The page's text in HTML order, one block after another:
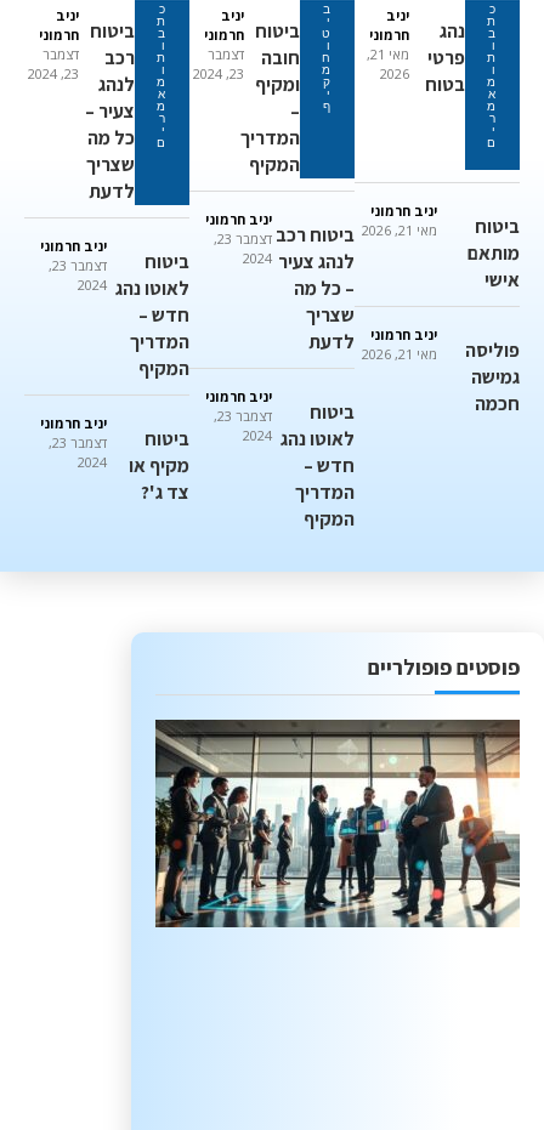
כ
ת
ב
ו
ת
ו
מ
א
מ
ר
י
ם
נהג
פרטי
בטוח
יניב
חרמוני
מאי 21,
2026
ביטוח
מותאם
אישי
יניב חרמוני
מאי 21, 2026
פוליסה
גמישה
חכמה
יניב חרמוני
מאי 21, 2026
ב
י
ט
ו
ח
מ
ק
י
ף
ביטוח
חובה
ומקיף
–
המדריך
המקיף
יניב
חרמוני
דצמבר
23, 2024
ביטוח רכב
לנהג צעיר
– כל מה
שצריך
לדעת
יניב חרמוני
דצמבר 23,
2024
ביטוח
לאוטו נהג
חדש –
המדריך
המקיף
יניב חרמוני
דצמבר 23,
2024
כ
ת
ב
ו
ת
ו
מ
א
מ
ר
י
ם
ביטוח
רכב
לנהג
צעיר –
כל מה
שצריך
לדעת
יניב
חרמוני
דצמבר
23, 2024
ביטוח
לאוטו נהג
חדש –
המדריך
המקיף
יניב חרמוני
דצמבר 23,
2024
ביטוח
מקיף או
צד ג'?
יניב חרמוני
דצמבר 23,
2024
פוסטים פופולריים